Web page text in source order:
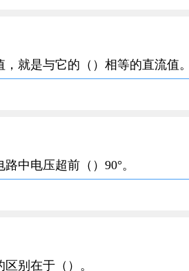
就是与它的（）相等的直流值。
中电压超前（）90°。
别在于（）。